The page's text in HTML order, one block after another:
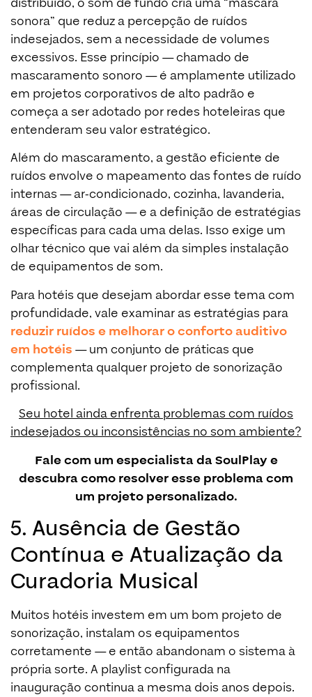
distribuído, o som de fundo cria uma “máscara
sonora” que reduz a percepção de ruídos
indesejados, sem a necessidade de volumes
excessivos. Esse princípio — chamado de
mascaramento sonoro — é amplamente utilizado
em projetos corporativos de alto padrão e
começa a ser adotado por redes hoteleiras que
entenderam seu valor estratégico.
Além do mascaramento, a gestão eficiente de
ruídos envolve o mapeamento das fontes de ruído
internas — ar-condicionado, cozinha, lavanderia,
áreas de circulação — e a definição de estratégias
específicas para cada uma delas. Isso exige um
olhar técnico que vai além da simples instalação
de equipamentos de som.
Para hotéis que desejam abordar esse tema com
profundidade, vale examinar as estratégias para
reduzir ruídos e melhorar o conforto auditivo
em hotéis — um conjunto de práticas que
complementa qualquer projeto de sonorização
profissional.
Seu hotel ainda enfrenta problemas com ruídos
indesejados ou inconsistências no som ambiente?
Fale com um especialista da SoulPlaye
descubra como resolver esse problema com
um projeto personalizado.
5. Ausência de Gestão
Contínua e Atualização da
Curadoria Musical
Muitos hotéis investem em um bom projeto de
sonorização, instalam os equipamentos
corretamente — e então abandonam o sistema à
própria sorte. A playlist configurada na
inauguração continua a mesma dois anos depois.